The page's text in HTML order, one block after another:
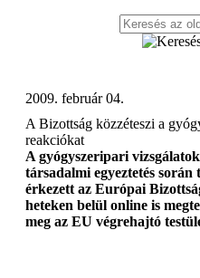
2009. február 04.
A Bizottság közzéteszi a
reakciókat
A gyógyszeripari
társadalmi egyeztetés
érkezett az Európai
heteken belül online is
meg az EU végrehajtó